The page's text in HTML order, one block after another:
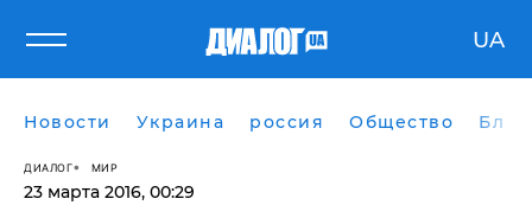
UA
Новости Украина россия Общество
ДИАЛОГ МИР
23 марта 2016, 00:29